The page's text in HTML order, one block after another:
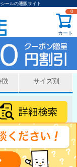
ールの通販サイト
カート
0
サイズ別